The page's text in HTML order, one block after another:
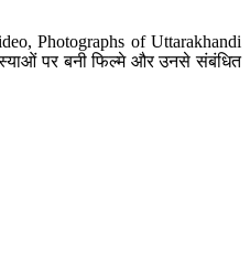
Photographs of Uttarakhandi
पर बनी फिल्मे और उनसे संबंधित